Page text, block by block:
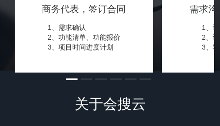
商务代表，签订合同
1、需求确认
2、功能清单、功能报价
3、项目时间进度计划
需求
1、
2、
3、
关于会搜云